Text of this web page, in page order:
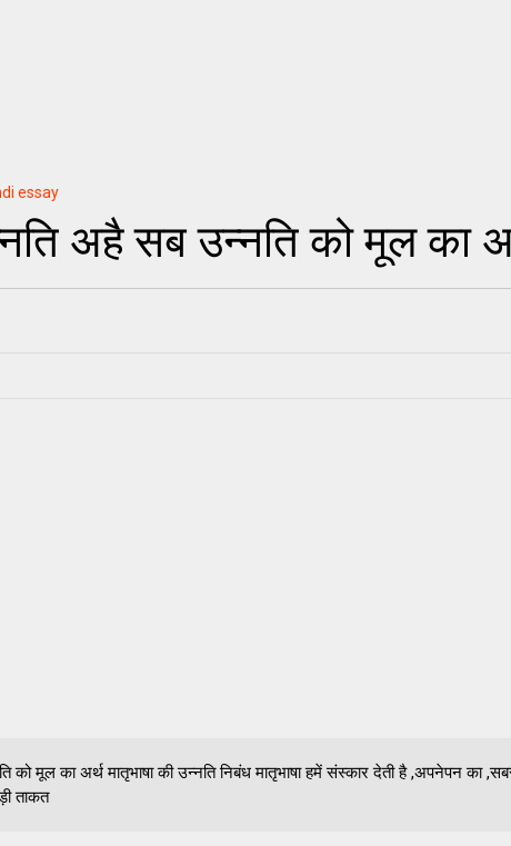
essay
अहै सब उन्नति को मूल का
को मूल का अर्थ मातृभाषा की उन्नति निबंध मातृभाषा हमें संस्कार देती है ,अपनेपन का
ताकत